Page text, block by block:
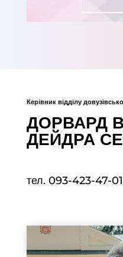
Керівник відділу
ДОРВАРД
ДЕЙДРА
тел. 093-423-47-01